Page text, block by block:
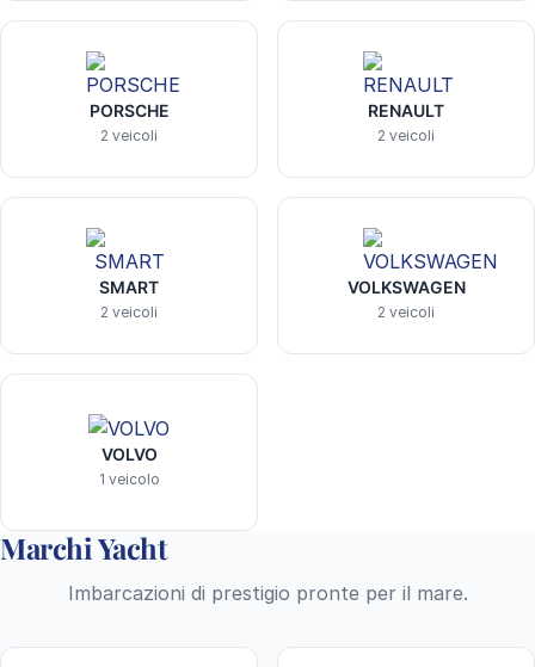
PORSCHE
2 veicoli
RENAULT
2 veicoli
SMART
2 veicoli
VOLKSWAGEN
2 veicoli
VOLVO
1 veicolo
Marchi Yacht
Imbarcazioni di prestigio pronte per il mare.